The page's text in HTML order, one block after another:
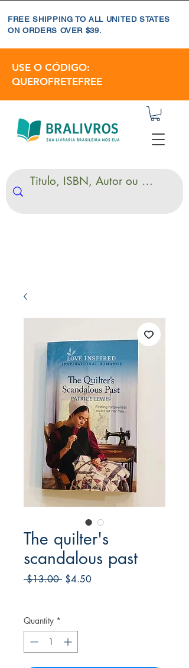
FREE SHIPPING TO ALL UNITED STATES
ON ORDERS OVER $39.
USE O CÓDIGO:
QUEROFRETEFREE
The quilter's
scandalous past
$13.00 Regular
$4.50Sale
Quantity *